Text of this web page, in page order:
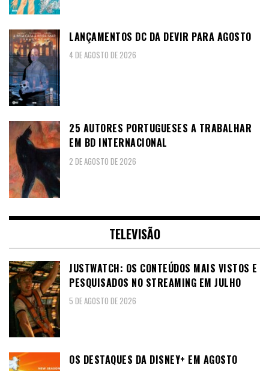
LANÇAMENTOS DC DA DEVIR PARA AGOSTO
4 DE AGOSTO DE 2026
25 AUTORES PORTUGUESES A TRABALHAR
EM BD INTERNACIONAL
2 DE AGOSTO DE 2026
TELEVISÃO
JUSTWATCH: OS CONTEÚDOS MAIS VISTOS E
PESQUISADOS NO STREAMING EM JULHO
5 DE AGOSTO DE 2026
OS DESTAQUES DA DISNEY+ EM AGOSTO